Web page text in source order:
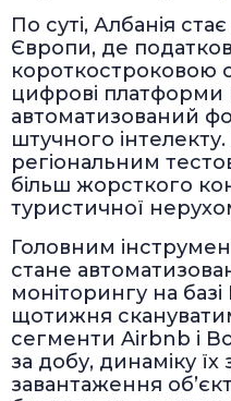
По суті, Албанія
Європи, де
короткостроковою
цифрові платформи
автоматизований
штучного
регіональним
більш жорсткого
туристичної
Головним
стане
моніторингу на
щотижня
сегменти Airbnb і
за добу, динаміку
завантаження